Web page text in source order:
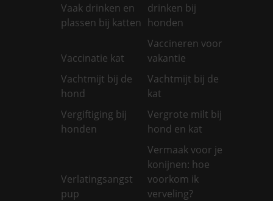
Vaak drinken en
plassen bij katten
drinken bij
honden
Vaccinatie kat
Vaccineren voor
vakantie
Vachtmijt bij de
hond
Vachtmijt bij de
kat
Vergiftiging bij
honden
Vergrote milt bij
hond en kat
Verlatingsangst
pup
Vermaak voor je
konijnen: hoe
voorkom ik
verveling?